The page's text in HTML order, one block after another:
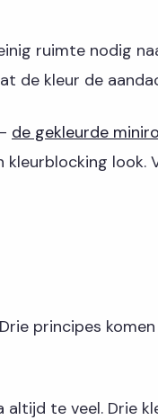
ruimte nodig
de kleur de
de gekleurde
look.
principes
altijd te veel. Drie